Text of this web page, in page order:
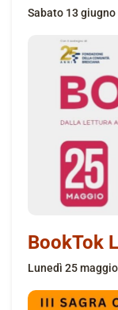
sabato 13
BookTok
lunedì 25